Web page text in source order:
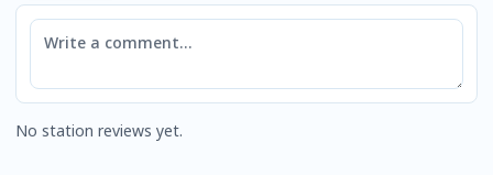
Comment
No station reviews yet.